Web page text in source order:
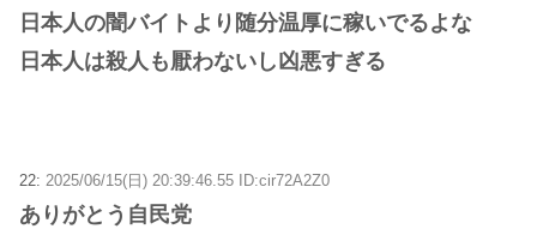
日本人の闇バイトより随分温厚に稼いでるよな
日本人は殺人も厭わないし凶悪すぎる
22: 2025/06/15(日) 20:39:46.55 ID:cir72A2Z0
ありがとう自民党